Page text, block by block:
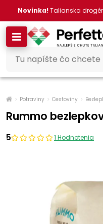
Novinka! Talianska
Potraviny Cestoviny
Rummo
5 1 Hodnotenia